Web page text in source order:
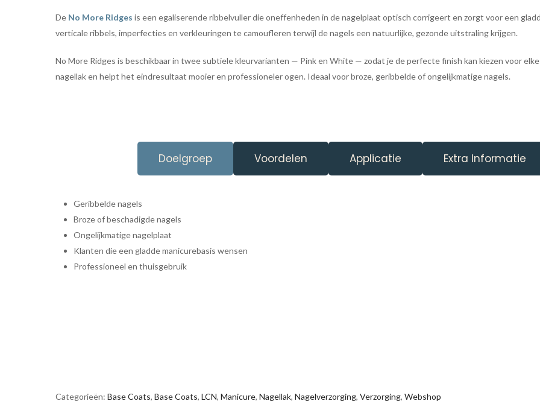
De No More Ridges is een egaliserende ribbelvuller die oneffenheden in de nagelplaat optisch corrigeert en zorgt voor een
verticale ribbels, imperfecties en verkleuringen te camoufleren terwijl de nagels een natuurlijke, gezonde uitstraling krijgen.
No More Ridges is beschikbaar in twee subtiele kleurvarianten — Pink en White — zodat je de perfecte finish kan kiezen voor
nagellak en helpt het eindresultaat mooier en professioneler ogen. Ideaal voor broze, geribbelde of ongelijkmatige nagels.
Doelgroep Voordelen Applicatie Extra Informatie
Geribbelde nagels
Broze of beschadigde nagels
Ongelijkmatige nagelplaat
Klanten die een gladde manicurebasis wensen
Professioneel en thuisgebruik
Categorieën: Base Coats, Base Coats, LCN, Manicure, Nagellak, Nagelverzorging, Verzorging, Webshop